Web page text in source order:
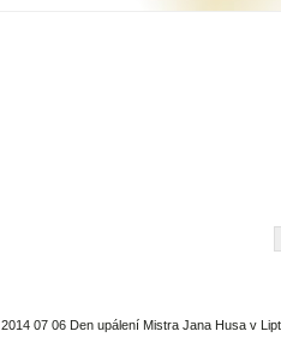
2014 07 06 Den upálení Mistra Jana Husa v